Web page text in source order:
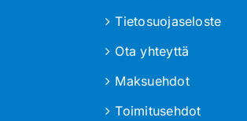
Tietosuojaseloste
Ota yhteyttä
Maksuehdot
Toimitusehdot